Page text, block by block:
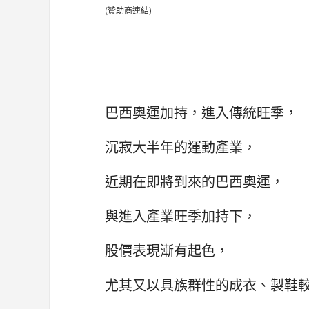
(贊助商連結)
巴西奧運加持，進入傳統旺季，
沉寂大半年的運動產業，
近期在即將到來的巴西奧運，
與進入產業旺季加持下，
股價表現漸有起色，
尤其又以具族群性的成衣、製鞋